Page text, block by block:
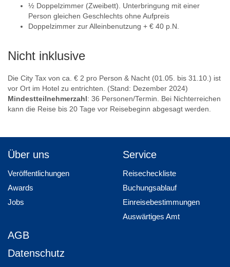
½ Doppelzimmer (Zweibett). Unterbringung mit einer
Person gleichen Geschlechts ohne Aufpreis
Doppelzimmer zur Alleinbenutzung + € 40 p.N.
Nicht inklusive
Die City Tax von ca. € 2 pro Person & Nacht (01.05. bis 31.10.) ist
vor Ort im Hotel zu entrichten. (Stand: Dezember 2024)
Mindestteilnehmerzahl: 36 Personen/Termin. Bei Nichterreichen
kann die Reise bis 20 Tage vor Reisebeginn abgesagt werden.
Über uns
Veröffentlichungen
Awards
Jobs
Service
Reisecheckliste
Buchungsablauf
Einreisebestimmungen
Auswärtiges Amt
AGB
Datenschutz